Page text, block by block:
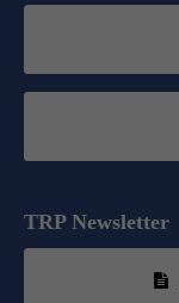
TRP Newsletter